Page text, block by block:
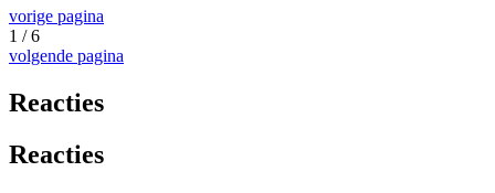
vorige pagina
1 / 6
volgende pagina
Reacties
Reacties